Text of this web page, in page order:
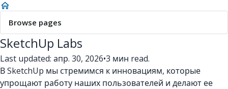
Browse pages
SketchUp Labs
Last updated: апр. 30, 2026•3 мин read.
В SketchUp мы стремимся к инновациям, которые
упрощают работу наших пользователей и делают ее